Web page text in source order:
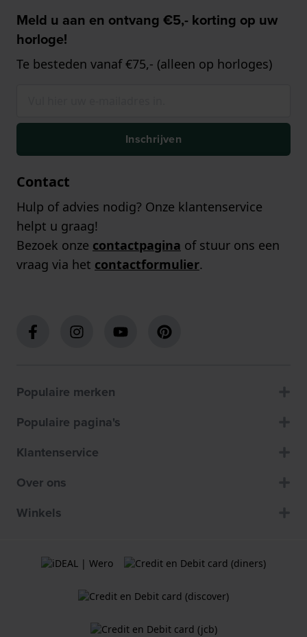
Meld u aan en ontvang €5,- korting op uw
horloge!
Te besteden vanaf €75,- (alleen op horloges)
Inschrijven
Contact
Hulp of advies nodig? Onze klantenservice
helpt u graag!
Bezoek onze contactpagina of stuur ons een
vraag via het contactformulier.
Populaire merken
Populaire pagina's
Klantenservice
Over ons
Winkels